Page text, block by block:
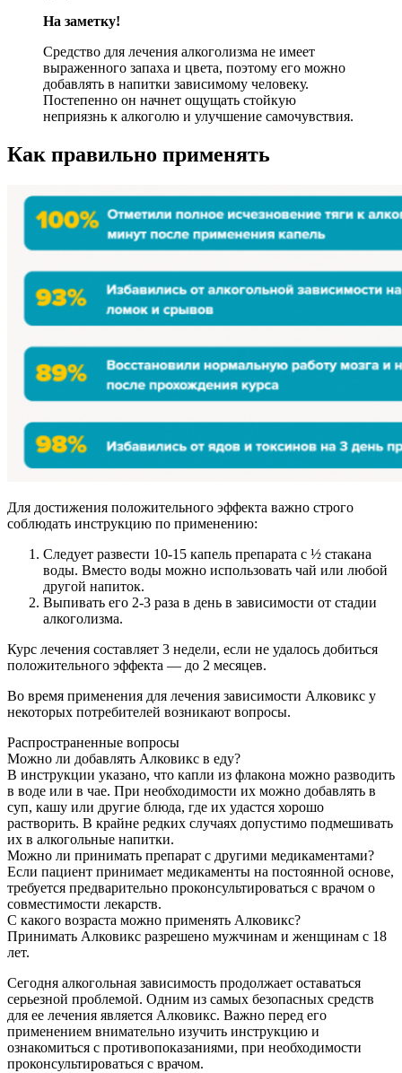
На заметку!
Средство для лечения алкоголизма не имеет
выраженного запаха и цвета, поэтому его можно
добавлять в напитки зависимому человеку.
Постепенно он начнет ощущать стойкую
неприязнь к алкоголю и улучшение самочувствия.
Как правильно применять
Для достижения положительного эффекта важно строго
соблюдать инструкцию по применению:
Следует развести 10-15 капель препарата с ½ стакана
воды. Вместо воды можно использовать чай или любой
другой напиток.
Выпивать его 2-3 раза в день в зависимости от стадии
алкоголизма.
Курс лечения составляет 3 недели, если не удалось добиться
положительного эффекта — до 2 месяцев.
Во время применения для лечения зависимости Алковикс у
некоторых потребителей возникают вопросы.
Распространенные вопросы
Можно ли добавлять Алковикс в еду?
В инструкции указано, что капли из флакона можно разводить
в воде или в чае. При необходимости их можно добавлять в
суп, кашу или другие блюда, где их удастся хорошо
растворить. В крайне редких случаях допустимо подмешивать
их в алкогольные напитки.
Можно ли принимать препарат с другими медикаментами?
Если пациент принимает медикаменты на постоянной основе,
требуется предварительно проконсультироваться с врачом о
совместимости лекарств.
С какого возраста можно применять Алковикс?
Принимать Алковикс разрешено мужчинам и женщинам с 18
лет.
Сегодня алкогольная зависимость продолжает оставаться
серьезной проблемой. Одним из самых безопасных средств
для ее лечения является Алковикс. Важно перед его
применением внимательно изучить инструкцию и
ознакомиться с противопоказаниями, при необходимости
проконсультироваться с врачом.